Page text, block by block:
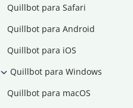
Quillbot para Safari
Quillbot para Android
Quillbot para iOS
Quillbot para Windows
Quillbot para macOS